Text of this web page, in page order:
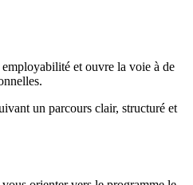
et ouvre la voie à de
un parcours clair, structuré et